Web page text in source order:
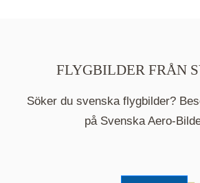
FLYGBILDER FRÅN
Söker du svenska flygbilder?
på Svenska Aero-